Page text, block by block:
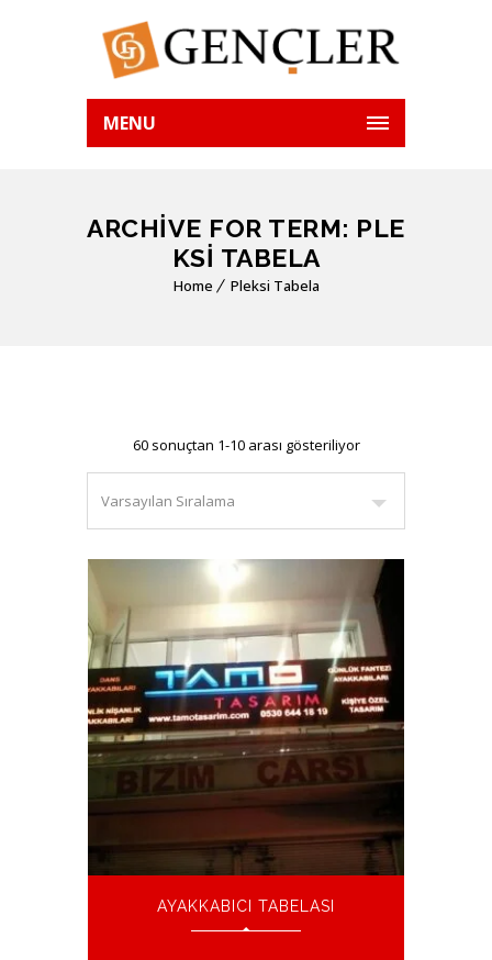
MENU
ARCHIVE FOR TERM: PLE
KSI TABELA
Home Pleksi Tabela
60 sonuçtan 1-10 arası gösteriliyor
AYAKKABICI TABELASI